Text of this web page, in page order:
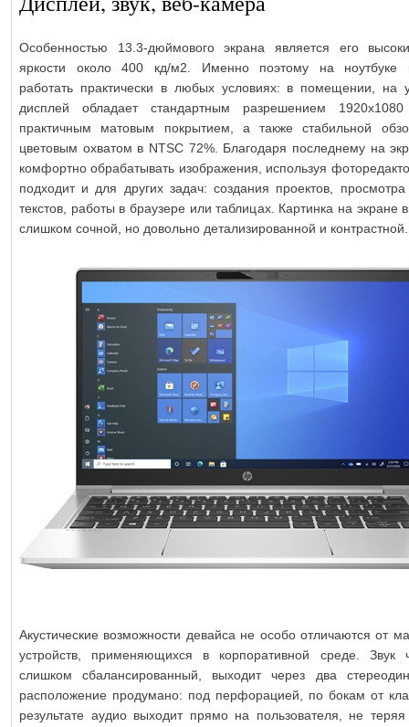
Особенностью 13.3-дюймового экрана является его
яркости около 400 кд/м2. Именно поэтому на ноутбуке
работать практически в любых условиях: в помещении, на
дисплей обладает стандартным разрешением 1920х1080
практичным матовым покрытием, а также стабильной
цветовым охватом в NTSC 72%. Благодаря последнему на
комфортно обрабатывать изображения, используя
подходит и для других задач: создания проектов,
текстов, работы в браузере или таблицах. Картинка на экране
слишком сочной, но довольно детализированной и контрастной.
Акустические возможности девайса не особо отличаются от
устройств, применяющихся в корпоративной среде. Звук
слишком сбалансированный, выходит через два
расположение продумано: под перфорацией, по бокам от
результате аудио выходит прямо на пользователя, не теряя